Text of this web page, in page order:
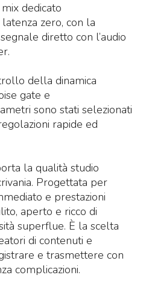
dedicato
zero, con la
diretto con l’audio
della dinamica
gate e
sono stati selezionati
rapide ed
la qualità studio
Progettata per
e prestazioni
aperto e ricco di
superflue. È la scelta
di contenuti e
e trasmettere con
complicazioni.